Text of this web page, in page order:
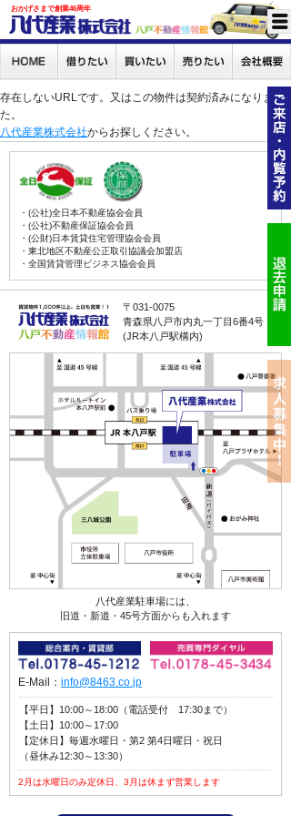
おかげさまで創業46周年
存在しないURLです。又はこの物件は契約済みになりまし
た。
八代産業株式会社からお探しください。
・(公社)全日本不動産協会会員
・(公社)不動産保証協会会員
・(公財)日本賃貸住宅管理協会会員
・東北地区不動産公正取引協議会加盟店
・全国賃貸管理ビジネス協会会員
〒031-0075
青森県八戸市内丸一丁目6番4号
(JR本八戸駅構内)
八代産業駐車場には、
旧道・新道・45号方面からも入れます
E-Mail： info@8463.co.jp
【平日】10:00～18:00（電話受付 17:30まで）
【土日】10:00～17:00
【定休日】毎週水曜日・第2 第4日曜日・祝日
（昼休み12:30～13:30）
2月は水曜日のみ定休日、3月は休まず営業します